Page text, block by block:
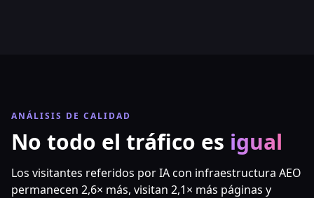
ANÁLISIS DE CALIDAD
No todo el tráfico es igual
Los visitantes referidos por IA con infraestructura AEO
permanecen 2,6× más, visitan 2,1× más páginas y